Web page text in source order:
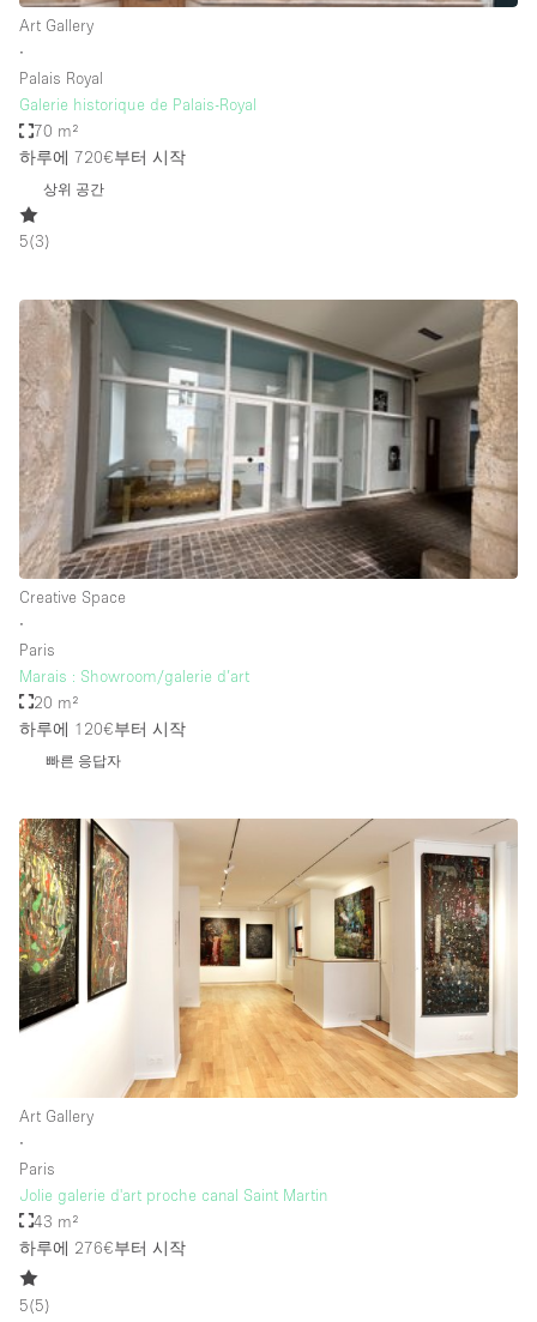
Liquor Licence
Living Space
Multiple Rooms
Office Equipment
Private Parking
Security System
Smoking Area
Sound & Video Equipment
Soundproof
Stock Room
Street Level
Stunning View
Terrace
Water Access
Whitebox / Minimal
Window Display
층 / 접근성:
지하층
1층 앞마당
위치한 거리
윗층
Art Gallery
∙
Palais Royal
Galerie historique de Palais-Royal
70 m²
하루에 720€부터 시작
상위 공간
5(3)
Creative Space
∙
Paris
Marais : Showroom/galerie d’art
20 m²
하루에 120€부터 시작
빠른 응답자
Art Gallery
∙
Paris
Jolie galerie d'art proche canal Saint Martin
43 m²
하루에 276€부터 시작
5(5)